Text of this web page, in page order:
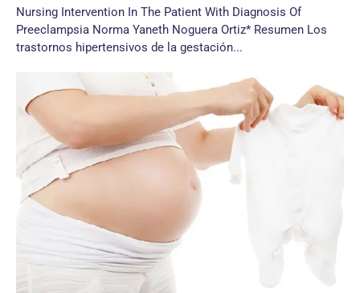
Nursing Intervention In The Patient With Diagnosis Of
Preeclampsia Norma Yaneth Noguera Ortiz* Resumen Los
trastornos hipertensivos de la gestación...